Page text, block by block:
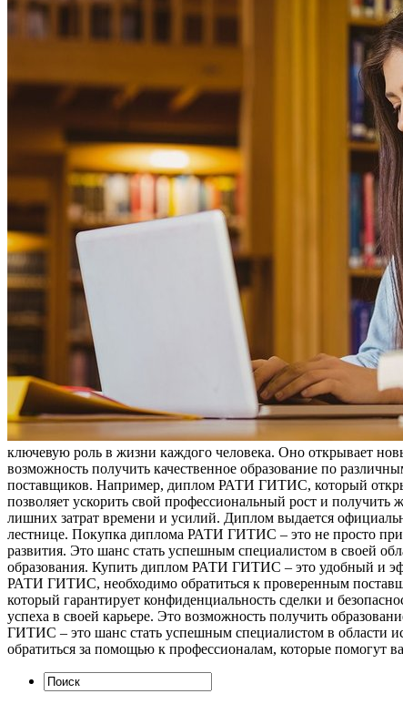
ключевую роль в жизни каждого человека. Оно открывает
возможность получить качественное образование по
поставщиков. Например, диплом РАТИ ГИТИС, который
позволяет ускорить свой профессиональный рост и
лишних затрат времени и усилий. Диплом выдается
лестнице. Покупка диплома РАТИ ГИТИС – это не просто
развития. Это шанс стать успешным специалистом в своей
образования. Купить диплом РАТИ ГИТИС – это удобный и
РАТИ ГИТИС, необходимо обратиться к проверенным
который гарантирует конфиденциальность сделки и
успеха в своей карьере. Это возможность получить
ГИТИС – это шанс стать успешным специалистом в области
обратиться за помощью к профессионалам, которые помогут